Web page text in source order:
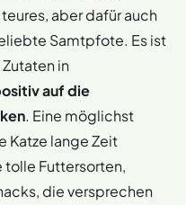
aber dafür auch
Samtpfote. Es ist
in
auf die
. Eine möglichst
Katze lange Zeit
tolle Futtersorten,
die versprechen